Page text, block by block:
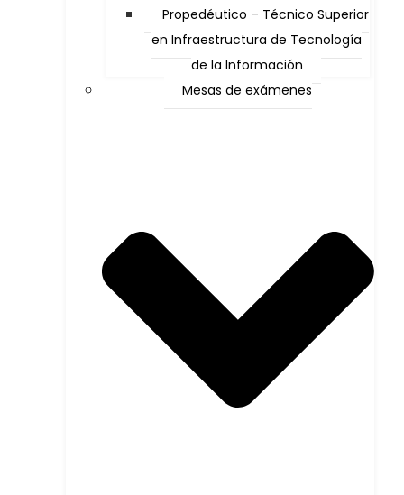
Propedéutico – Técnico Superior
en Infraestructura de Tecnología
de la Información
Mesas de exámenes